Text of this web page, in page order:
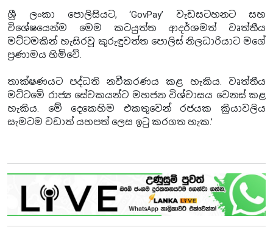
ශ්‍රී ලංකා පොලිසියට, ‘GovPay’ වැඩසටහනට සහ
විශේෂයෙන්ම මෙම කටයුත්ත ආදර්ශමත් වෘත්තීය
මට්ටමකින් හැසිරවූ කුරුඳුවත්ත පොලිස් නිලධාරියාට මගේ
ප්‍රණාමය හිමිවේ.
තාක්ෂණයට පද්ධති නවීකරණය කළ හැකිය. වෘත්තීය
මට්ටමේ රාජ්‍ය සේවකයන්ට මහජන විශ්වාසය වෙනස් කළ
හැකිය. මේ දෙකෙහිම එකතුවෙන් රජයක ක්‍රියාවලිය
සැමටම වඩාත් යහපත් ලෙස ඉටු කරගත හැක.’